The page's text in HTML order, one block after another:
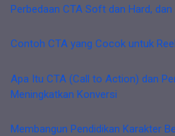
Perbedaan CTA Soft dan Hard,
Contoh CTA yang Cocok untuk
Apa Itu CTA (Call to Action) dan
Meningkatkan Konversi
Membangun Pendidikan Karakter